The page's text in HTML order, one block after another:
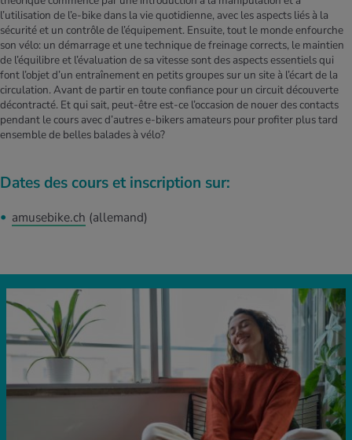
l’utilisation de l’e-bike dans la vie quotidienne, avec les aspects liés à la
sécurité et un contrôle de l’équipement. Ensuite, tout le monde enfourche
son vélo: un démarrage et une technique de freinage corrects, le maintien
de l’équilibre et l’évaluation de sa vitesse sont des aspects essentiels qui
font l’objet d’un entraînement en petits groupes sur un site à l’écart de la
circulation. Avant de partir en toute confiance pour un circuit découverte
décontracté. Et qui sait, peut-être est-ce l’occasion de nouer des contacts
pendant le cours avec d’autres e-bikers amateurs pour profiter plus tard
ensemble de belles balades à vélo?
Dates des cours et inscription sur:
amusebike.ch (allemand)